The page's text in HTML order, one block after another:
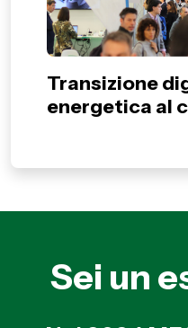
Transizione
energetica al
Sei un